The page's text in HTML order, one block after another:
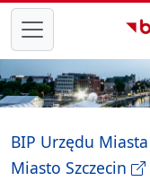
przejdź do
BIP Urzędu Miasta
Miasto Szczecin -